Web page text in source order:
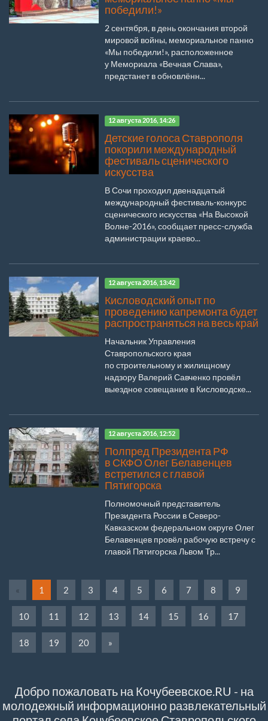
победили!»
2 сентября, в день окончания второй
мировой войны, мемориальное панно
«Мы победили!», расположенное
у Мемориала «Вечная Слава»,
предстанет в обновлённ...
12 августа 2016, 14:26
Детские голоса Ставрополя
покорили международный
фестиваль сценического
искусства
В Сочи проходил двенадцатый
международный фестиваль-конкурс
сценического искусства «На Высокой
Волне-2016», сообщает пресс-служба
администрации краево...
12 августа 2016, 13:42
Кисловодский опыт по
проведению капремонта будет
распространяться на весь край
Начальник Управления
Ставропольского края
по строительному и жилищному
надзору Валерий Савченко провёл
выездное совещание в Кисловодске...
12 августа 2016, 12:52
Полпред Президента РФ
в СКФО Олег Белавенцев
встретился с главой
Пятигорска
Полномочный представитель
Президента России в Северо-
Кавказском федеральном округе Олег
Белавенцев провёл рабочую встречу с
главой Пятигорска Львом Тр...
« 1 2 3 4 5 6 7 8 9
10 11 12 13 14 15 16 17
18 19 20 »
Добро пожаловать на Кочубеевское.RU - на
молодежный информационно развлекательный